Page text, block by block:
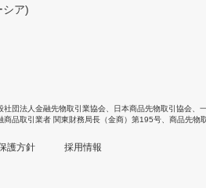
シア)
社団法人金融先物取引業協会 日本商品先物取引協会
商品取引業者 関東財務局長（金商）第195号、商品先物
護方針 採用情報